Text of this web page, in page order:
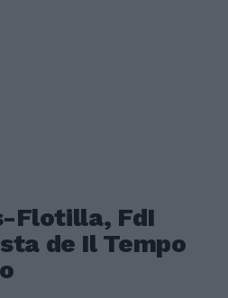
Flotilla, FdI
de Il Tempo